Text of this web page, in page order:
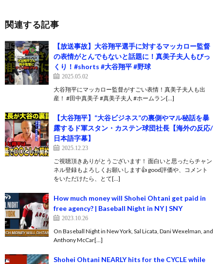
関連する記事
【放送事故】大谷翔平選手に対するマッカロー監督
の表情がとんでもないと話題に！真美子夫人もびっ
くり！#shorts #大谷翔平 #野球
2025.05.02
大谷翔平にマッカロー監督がすごい表情！真美子夫人も出
産！ #田中真美子 #真美子夫人 #ホームラン[…]
【大谷翔平】“大谷ビジネス”の裏側やマル秘話を暴
露するド軍スタン・カステン球団社長【海外の反応/
日本語字幕】
2025.12.23
ご視聴頂きありがとうございます！ 面白いと思ったらチャン
ネル登録もよろしくお願いします👍 good評価や、コメント
をいただけたら、とて[…]
How much money will Shohei Ohtani get paid in
free agency? | Baseball Night in NY | SNY
2023.10.26
On Baseball Night in New York, Sal Licata, Dani Wexelman, and
Anthony McCar[…]
Shohei Ohtani NEARLY hits for the CYCLE while